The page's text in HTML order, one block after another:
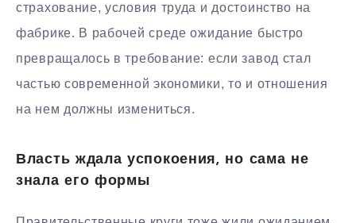
страхование, условия труда и достоинство на
фабрике. В рабочей среде ожидание быстро
превращалось в требование: если завод стал
частью современной экономики, то и отношения
на нем должны измениться.
Власть ждала успокоения, но сама не
знала его формы